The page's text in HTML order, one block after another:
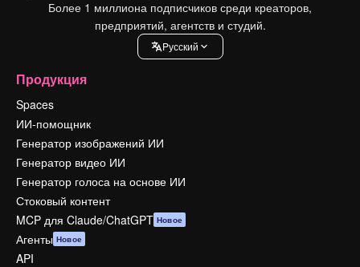
Более 1 миллиона подписчиков среди креаторов,
предприятий, агентств и студий.
Pусский
Продукция
Spaces
ИИ-помощник
Генератор изображений ИИ
Генератор видео ИИ
Генератор голоса на основе ИИ
Стоковый контент
MCP для Claude/ChatGPT Новое
Агенты Новое
API